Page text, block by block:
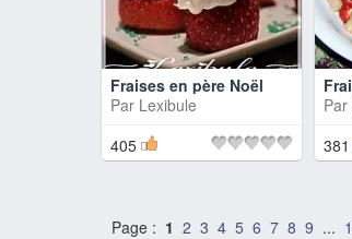
Fraises en père Noël
Par Lexibule
405
Par
381
Page : 1 2 3 4 5 6 7 8 9 ...